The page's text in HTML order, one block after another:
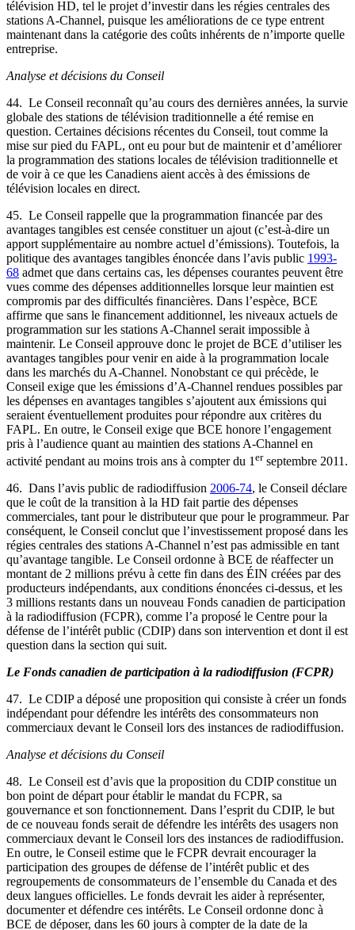
télévision HD, tel le projet d’investir dans les régies centrales des
stations A-Channel, puisque les améliorations de ce type entrent
maintenant dans la catégorie des coûts inhérents de n’importe quelle
entreprise.
Analyse et décisions du Conseil
44. Le Conseil reconnaît qu’au cours des dernières années, la survie
globale des stations de télévision traditionnelle a été remise en
question. Certaines décisions récentes du Conseil, tout comme la
mise sur pied du FAPL, ont eu pour but de maintenir et d’améliorer
la programmation des stations locales de télévision traditionnelle et
de voir à ce que les Canadiens aient accès à des émissions de
télévision locales en direct.
45. Le Conseil rappelle que la programmation financée par des
avantages tangibles est censée constituer un ajout (c’est-à-dire un
apport supplémentaire au nombre actuel d’émissions). Toutefois, la
politique des avantages tangibles énoncée dans l’avis public 1993-
68 admet que dans certains cas, les dépenses courantes peuvent être
vues comme des dépenses additionnelles lorsque leur maintien est
compromis par des difficultés financières. Dans l’espèce, BCE
affirme que sans le financement additionnel, les niveaux actuels de
programmation sur les stations A-Channel serait impossible à
maintenir. Le Conseil approuve donc le projet de BCE d’utiliser les
avantages tangibles pour venir en aide à la programmation locale
dans les marchés du A-Channel. Nonobstant ce qui précède, le
Conseil exige que les émissions d’A-Channel rendues possibles par
les dépenses en avantages tangibles s’ajoutent aux émissions qui
seraient éventuellement produites pour répondre aux critères du
FAPL. En outre, le Conseil exige que BCE honore l’engagement
pris à l’audience quant au maintien des stations A-Channel en
activité pendant au moins trois ans à compter du 1 erseptembre 2011.
46. Dans l’avis public de radiodiffusion 2006-74, le Conseil déclare
que le coût de la transition à la HD fait partie des dépenses
commerciales, tant pour le distributeur que pour le programmeur. Par
conséquent, le Conseil conclut que l’investissement proposé dans les
régies centrales des stations A-Channel n’est pas admissible en tant
qu’avantage tangible. Le Conseil ordonne à BCE de réaffecter un
montant de 2 millions prévu à cette fin dans des ÉIN créées par des
producteurs indépendants, aux conditions énoncées ci-dessus, et les
3 millions restants dans un nouveau Fonds canadien de participation
à la radiodiffusion (FCPR), comme l’a proposé le Centre pour la
défense de l’intérêt public (CDIP) dans son intervention et dont il est
question dans la section qui suit.
Le Fonds canadien de participation à la radiodiffusion (FCPR)
47. Le CDIP a déposé une proposition qui consiste à créer un fonds
indépendant pour défendre les intérêts des consommateurs non
commerciaux devant le Conseil lors des instances de radiodiffusion.
Analyse et décisions du Conseil
48. Le Conseil est d’avis que la proposition du CDIP constitue un
bon point de départ pour établir le mandat du FCPR, sa
gouvernance et son fonctionnement. Dans l’esprit du CDIP, le but
de ce nouveau fonds serait de défendre les intérêts des usagers non
commerciaux devant le Conseil lors des instances de radiodiffusion.
En outre, le Conseil estime que le FCPR devrait encourager la
participation des groupes de défense de l’intérêt public et des
regroupements de consommateurs de l’ensemble du Canada et des
deux langues officielles. Le fonds devrait les aider à représenter,
documenter et défendre ces intérêts. Le Conseil ordonne donc à
BCE de déposer, dans les 60 jours à compter de la date de la